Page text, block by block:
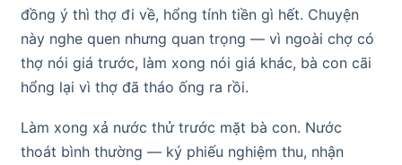
đồng ý thì thợ đi về, hổng tính tiền gì hết. Chuyện
này nghe quen nhưng quan trọng — vì ngoài chợ có
thợ nói giá trước, làm xong nói giá khác, bà con cãi
hổng lại vì thợ đã tháo ống ra rồi.
Làm xong xả nước thử trước mặt bà con. Nước
thoát bình thường — ký phiếu nghiệm thu, nhận